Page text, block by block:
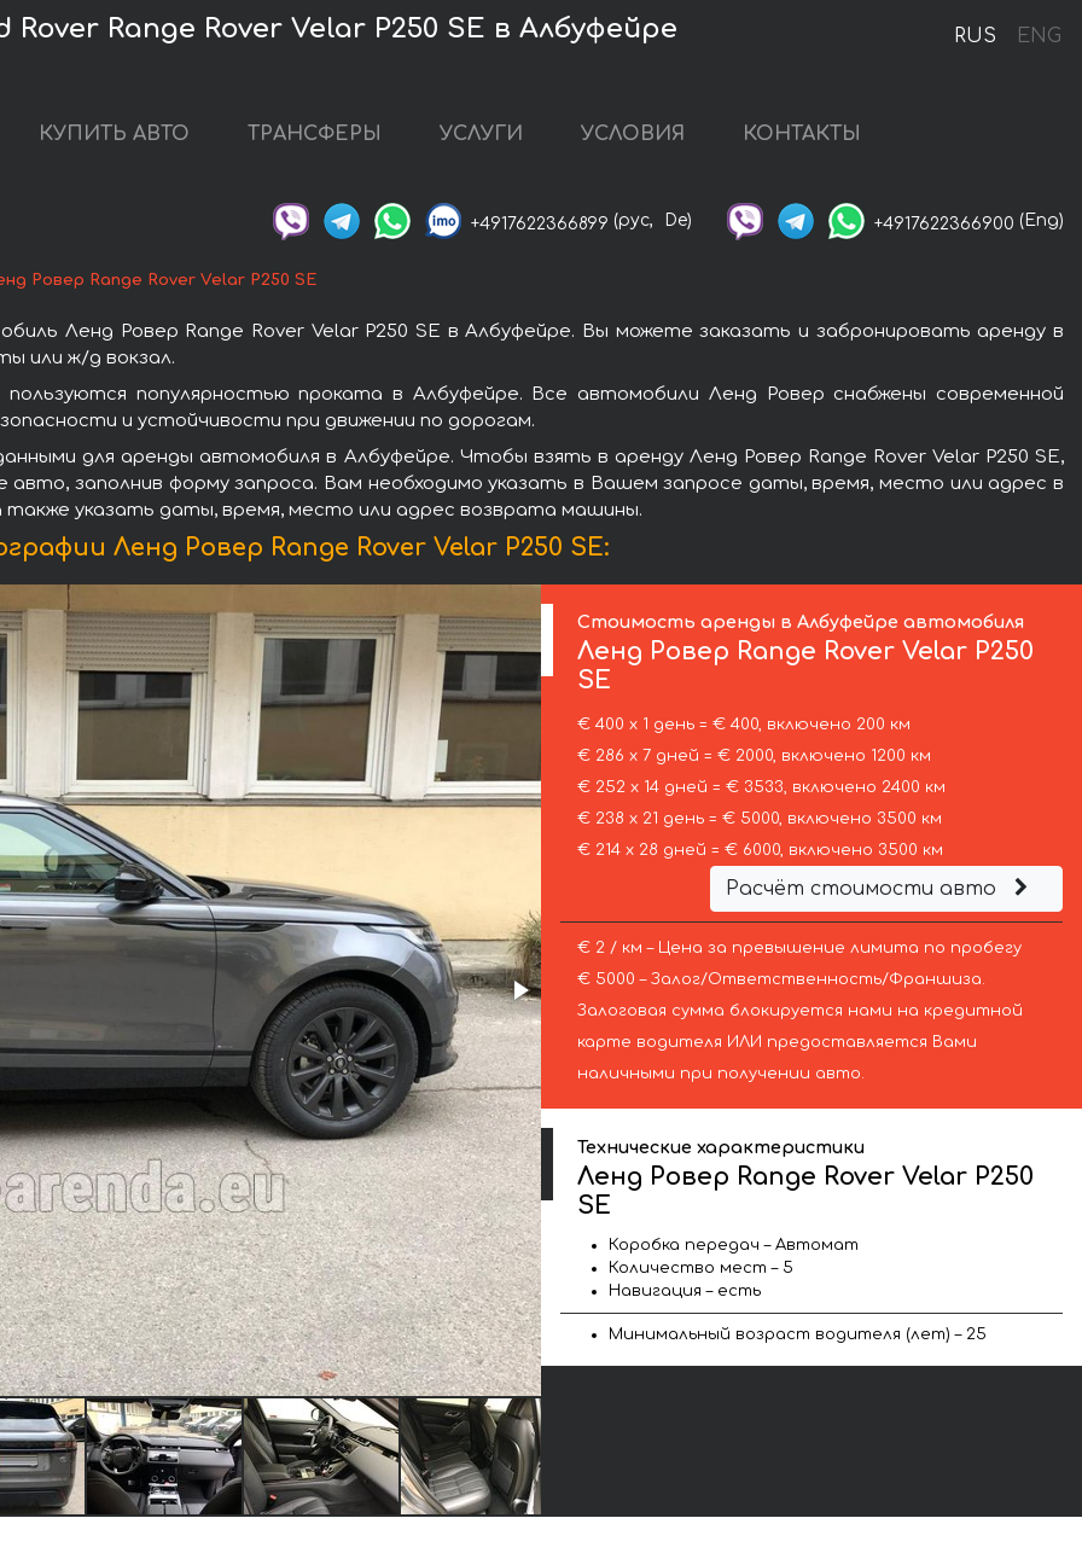
RUS ENG
Range Rover Velar P250 SE в Албуфейре
КУПИТЬ АВТО ТРАНСФЕРЫ УСЛУГИ УСЛОВИЯ КОНТАКТЫ
+4917622366899 (рус, De) +4917622366900 (Eng)
Ровер Range Rover Velar P250 SE
Ленд Ровер Range Rover Velar P250 SE в Албуфейре. Вы можете заказать и забронировать аренду в
или ж/д вокзал.
популярностью проката в Албуфейре. Все автомобили Ленд Ровер снабжены современной
и устойчивости при движении по дорогам.
для аренды автомобиля в Албуфейре. Чтобы взять в аренду Ленд Ровер Range Rover Velar P250 SE,
заполнив форму запроса. Вам необходимо указать в Вашем запросе даты, время, место или адрес в
указать даты, время, место или адрес возврата машины.
Ленд Ровер Range Rover Velar P250 SE:
Стоимость аренды в Албуфейре автомобиля
Ленд Ровер Range Rover Velar P250
SE
€ 400 х 1 день = € 400, включено 200 км
€ 286 х 7 дней = € 2000, включено 1200 км
€ 252 х 14 дней = € 3533, включено 2400 км
€ 238 х 21 день = € 5000, включено 3500 км
€ 214 х 28 дней = € 6000, включено 3500 км
Расчёт стоимости авто
€ 2 / км – Цена за превышение лимита по пробегу
€ 5000 – Залог/Ответственность/Франшиза.
Залоговая сумма блокируется нами на кредитной
карте водителя ИЛИ предоставляется Вами
наличными при получении авто.
Технические характеристики
Ленд Ровер Range Rover Velar P250
SE
Коробка передач – Автомат
Количество мест – 5
Навигация – есть
Минимальный возраст водителя (лет) – 25